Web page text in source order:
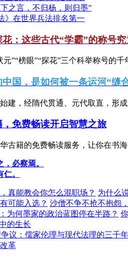
之言，不归杨，则归墨”
》在世界兵法排名第一
：这些古代“学霸”的称号究
”“榜眼”“探花”三个科举称号的
国，是如何被一条运河“缝
建，经隋代贯通、元代取直，形
免费畅读开启智慧之旅
古籍的免费畅读服务，让你在书
必察焉。
。
真能教会你怎么混职场？ 为什么
可能入选？ 沙僧不争不抢不抱怨
为何墨家的政治蓝图停在半路？
的生长
议：儒家伦理与现代法理的三千
革